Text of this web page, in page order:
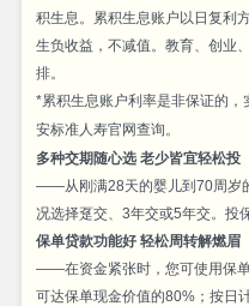
积生息。累积生息账户以日复利
生负收益，不减值。教育、创业
排。
*累积生息账户利率是非保证的
安标准人寿官网查询。
多种交期随心选 老少皆宜轻松投
——从刚满28天的婴儿到70周岁
况选择趸交、3年交或5年交。投
保单贷款功能好 轻松周转解燃眉
——在资金紧张时，您可使用保
可达保单现金价值的80%；按日